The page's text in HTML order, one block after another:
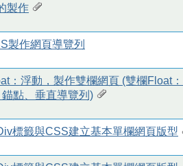
製作
製作網頁導覽列
：浮動，製作雙欄網頁 (雙欄Float
點、垂直導覽列)
標籤與CSS建立基本單欄網頁版型